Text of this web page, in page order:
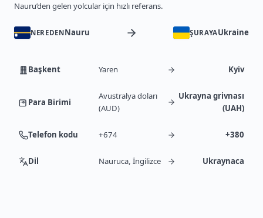
Nauru’den gelen yolcular için hızlı referans.
NEREDENNauru ŞURAYAUkraine
Başkent Yaren Kyiv
Para Birimi
Avustralya doları
(AUD)
Ukrayna grivnası
(UAH)
Telefon kodu +674 +380
Dil Nauruca, İngilizce Ukraynaca